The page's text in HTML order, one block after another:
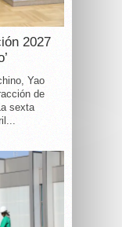
2027
Yao
de
sexta